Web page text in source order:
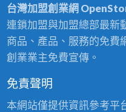
台灣加盟創業網
連鎖加盟與加盟總部最新
商品、產品、服務的免費
創業業主免費宣傳。
免責聲明
本網站僅提供資訊參考平